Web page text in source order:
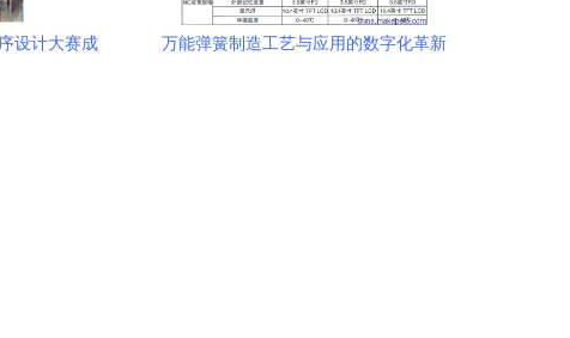
设计大赛成
万能弹簧制造工艺与应用的数字化革新